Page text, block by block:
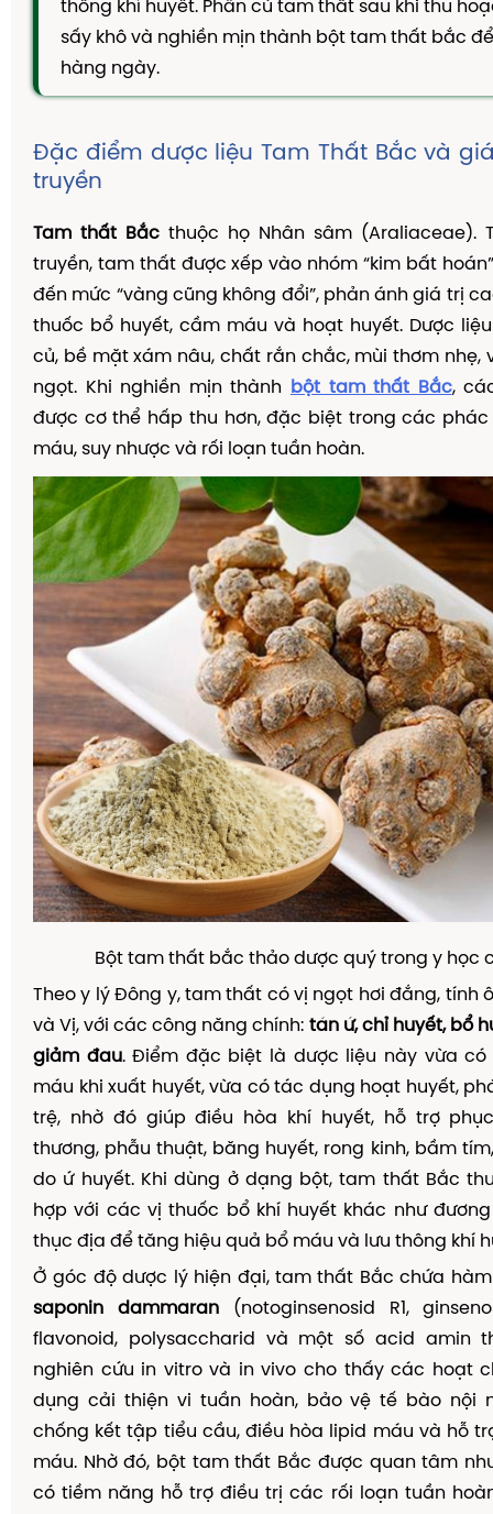
TAM THẤT MẬT ONG
DẦU GỘI THẢO DƯỢC
Kiến Thức Về Ho
Kiến Thức Về Đại Tràng
Kiến Thức Về Hà Thủ Ô
Kiến Thức Về Tam Thất
Kiến Thức Về Tiểu Đường
Kiến Thức Về Dầu Gội Thảo Dược
Kiến Thức Về Máy Lọc Không Khí
Nấm Lưỡi
thông khí huyết. Phần củ tam thất sau khi thu
sấy khô và nghiền mịn thành bột tam thất bắc
hàng ngày.
Đặc điểm dược liệu Tam Thất Bắc và
truyền
Tam thất Bắc thuộc họ Nhân sâm (Araliaceae).
truyền, tam thất được xếp vào nhóm “kim bất
đến mức “vàng cũng không đổi”, phản ánh giá trị
thuốc bổ huyết, cầm máu và hoạt huyết. Dược
củ, bề mặt xám nâu, chất rắn chắc, mùi thơm nhẹ,
ngọt. Khi nghiền mịn thành
bột tam thất Bắc,
được cơ thể hấp thu hơn, đặc biệt trong các
máu, suy nhược và rối loạn tuần hoàn.
Bột tam thất bắc thảo dược quý trong y học
Theo y lý Đông y, tam thất có vị ngọt hơi đắng, tính
và Vị, với các công năng chính: tán ứ, chỉ huyết, bổ
giảm đau. Điểm đặc biệt là dược liệu này vừa có
máu khi xuất huyết, vừa có tác dụng hoạt huyết,
trệ, nhờ đó giúp điều hòa khí huyết, hỗ trợ
thương, phẫu thuật, băng huyết, rong kinh, bầm
do ứ huyết. Khi dùng ở dạng bột, tam thất Bắc
hợp với các vị thuốc bổ khí huyết khác như
thục địa để tăng hiệu quả bổ máu và lưu thông khí
Ở góc độ dược lý hiện đại, tam thất Bắc chứa
saponin dammaran(notoginsenosid R1,
flavonoid, polysaccharid và một số acid amin
nghiên cứu in vitro và in vivo cho thấy các hoạt
dụng cải thiện vi tuần hoàn, bảo vệ tế bào nội
chống kết tập tiểu cầu, điều hòa lipid máu và hỗ
máu. Nhờ đó, bột tam thất Bắc được quan tâm
có tiềm năng hỗ trợ điều trị các rối loạn tuần